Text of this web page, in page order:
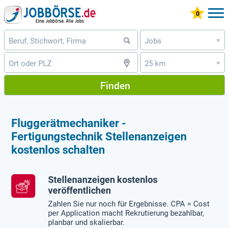
Jobs »
25 km »
Finden
Fluggerätmechaniker -
Fertigungstechnik Stellenanzeigen
kostenlos schalten
Stellenanzeigen kostenlos
veröffentlichen
Zahlen Sie nur noch für Ergebnisse. CPA = Cost
per Application macht Rekrutierung bezahlbar,
planbar und skalierbar.